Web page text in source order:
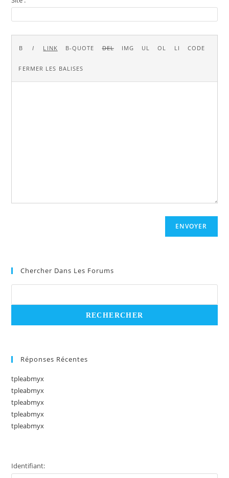
ENVOYER
Chercher Dans Les Forums
Réponses Récentes
tpleabmyx
tpleabmyx
tpleabmyx
tpleabmyx
tpleabmyx
Identifiant: